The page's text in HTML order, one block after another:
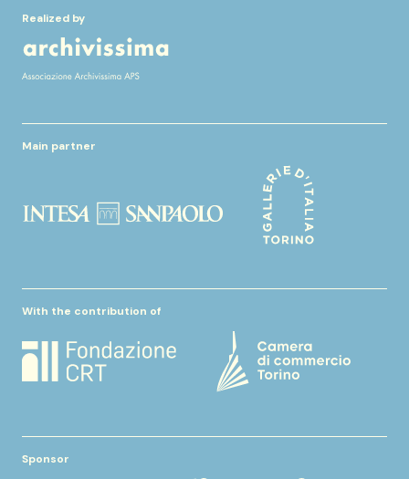
Realized by
Main partner
With the contribution of
Sponsor